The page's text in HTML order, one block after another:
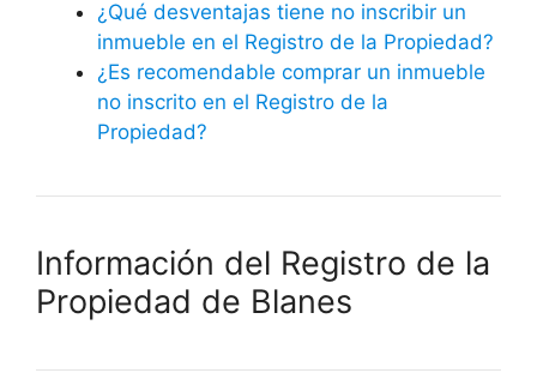
¿Qué desventajas tiene no inscribir un
inmueble en el Registro de la Propiedad?
¿Es recomendable comprar un inmueble
no inscrito en el Registro de la
Propiedad?
Información del Registro de la
Propiedad de Blanes